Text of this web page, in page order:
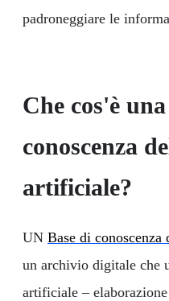
padroneggiare le
Che cos'è
conoscenza
artificiale?
UN Base di
un archivio digitale che
artificiale –